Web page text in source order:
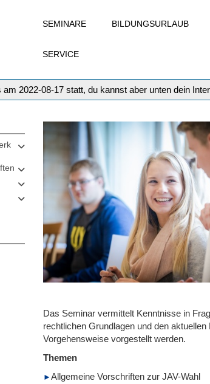
SEMINARE BILDUNGSURLAUB
SERVICE
2022-08-17 statt, du kannst aber unten dein
Das Seminar vermittelt Kenntnisse in
rechtlichen Grundlagen und den
Vorgehensweise vorgestellt werden.
Themen
Allgemeine Vorschriften zur JAV-Wahl